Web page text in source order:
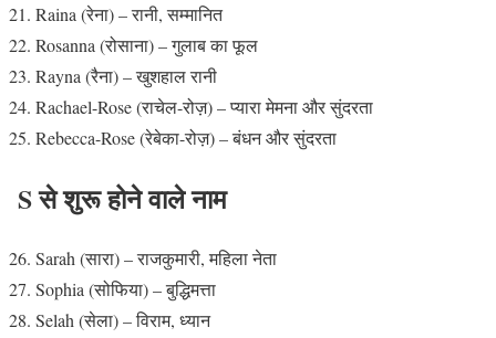
Raina (रेना) – रानी, सम्मानित
Rosanna (रोसाना) – गुलाब का फूल
Rayna (रैना) – खुशहाल रानी
Rachael-Rose (राचेल-रोज़) – प्यारा मेमना और सुंदरता
Rebecca-Rose (रेबेका-रोज़) – बंधन और सुंदरता
S से शुरू होने वाले नाम
Sarah (सारा) – राजकुमारी, महिला नेता
Sophia (सोफिया) – बुद्धिमत्ता
Selah (सेला) – विराम, ध्यान